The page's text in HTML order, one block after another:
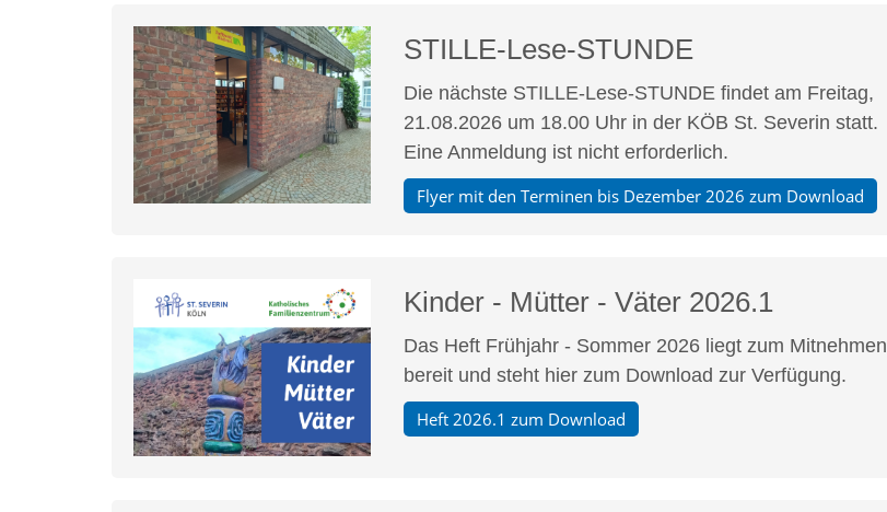
STILLE-Lese-STUNDE
Die nächste STILLE-Lese-STUNDE findet am Freitag,
21.08.2026 um 18.00 Uhr in der KÖB St. Severin statt.
Eine Anmeldung ist nicht erforderlich.
Flyer mit den Terminen bis Dezember 2026 zum Download
Kinder - Mütter - Väter 2026.1
Das Heft Frühjahr - Sommer 2026 liegt zum Mitnehmen
bereit und steht hier zum Download zur Verfügung.
Heft 2026.1 zum Download